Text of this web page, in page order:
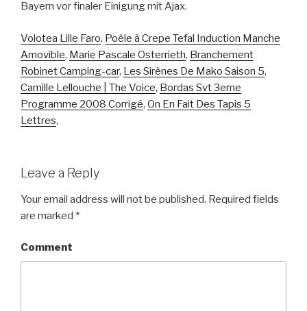
Volotea Lille Faro, Poêle à Crepe Tefal Induction Manche
Amovible, Marie Pascale Osterrieth, Branchement
Robinet Camping-car, Les Sirènes De Mako Saison 5,
Camille Lellouche | The Voice, Bordas Svt 3eme
Programme 2008 Corrigé, On En Fait Des Tapis 5
Lettres,
Leave a Reply
Your email address will not be published. Required fields
are marked *
Comment